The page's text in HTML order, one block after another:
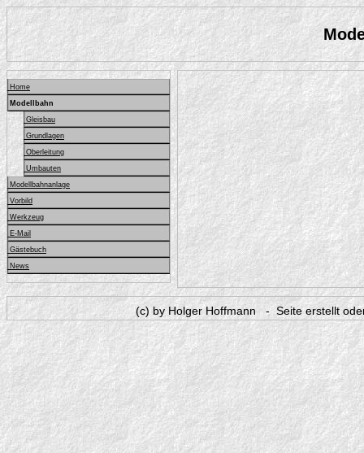
Home
Modellbahn
Gleisbau
Grundlagen
Oberleitung
Umbauten
Modellbahnanlage
Vorbild
Werkzeug
E-Mail
Gästebuch
News
(c) by Holger Hoffmann - Seite erstellt